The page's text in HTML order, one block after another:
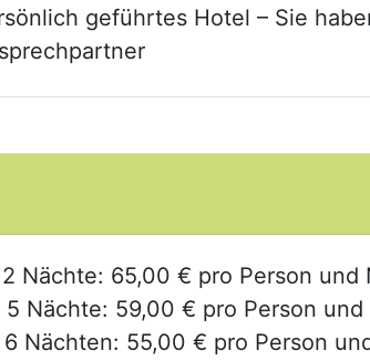
geführtes Hotel – Sie
Nächte: 65,00 € pro Person und
Nächte: 59,00 € pro Person und
Nächten: 55,00 € pro Person